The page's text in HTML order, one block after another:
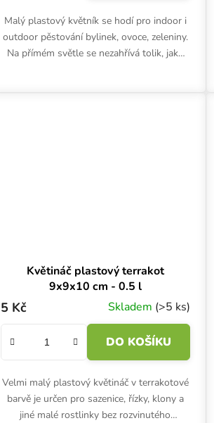
Malý plastový květník se hodí pro indoor i
outdoor pěstování bylinek, ovoce, zeleniny.
Na přímém světle se nezahřívá tolik, jako
Květináč plastový terrakot
9x9x10 cm - 0.5 l
Skladem (>5 ks)
5 Kč
DO KOŠÍKU
Velmi malý plastový květináč v terrakotové
barvě je určen pro sazenice, řízky, klony a
jiné malé rostlinky bez rozvinutého